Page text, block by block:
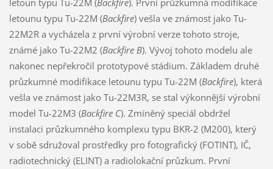
letounu typu Tu-22M (Backfire) vešla ve známost jako Tu-
22M2R a vycházela z první výrobní verze tohoto stroje,
známé jako Tu-22M2 (Backfire B). Vývoj tohoto modelu ale
nakonec nepřekročil prototypové stádium. Základem druhé
průzkumné modifikace letounu typu Tu-22M (Backfire), která
vešla ve známost jako Tu-22M3R, se stal výkonnější výrobní
model Tu-22M3 (Backfire C). Zmíněný speciál obdržel
instalaci průzkumného komplexu typu BKR-2 (M200), který
v sobě sdružoval prostředky pro fotografický (FOTINT), IČ,
radiotechnický (ELINT) a radiolokační průzkum. První